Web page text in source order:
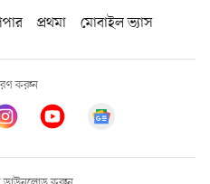
প্রথমা মোবাইল ভ্যাস
করুন